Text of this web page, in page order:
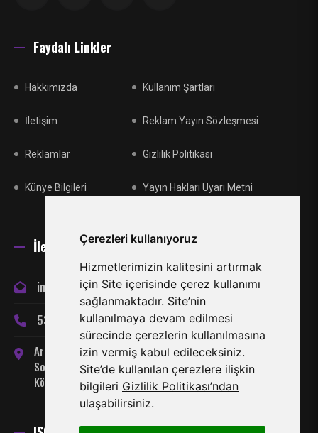
Çerezleri kullanıyoruz
Hizmetlerimizin kalitesini artırmak
için Site içerisinde çerez kullanımı
sağlanmaktadır. Site’nin
kullanılmaya devam edilmesi
sürecinde çerezlerin kullanılmasına
izin vermiş kabul edileceksiniz.
Site’de kullanılan çerezlere ilişkin
bilgileri Gizlilik Politikası’ndan
ulaşabilirsiniz.
Faydalı Linkler
Hakkımızda
İletişim
Reklamlar
Künye Bilgileri
Kullanım Şartları
Reklam Yayın Sözleşmesi
Gizlilik Politikası
Yayın Hakları Uyarı Metni
İletişim
info@miraclespor.com
533 866 24 66
Arabahmet Mahallesi, Server
Somuncuoğlu Sokak No:7
Köşklüçiftlik-Lefkoşa